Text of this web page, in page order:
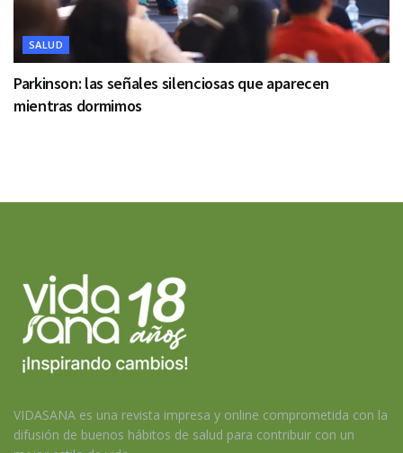
SALUD
Parkinson: las señales silenciosas que aparecen
mientras dormimos
VIDASANA es una revista impresa y online comprometida con la
difusión de buenos hábitos de salud para contribuir con un